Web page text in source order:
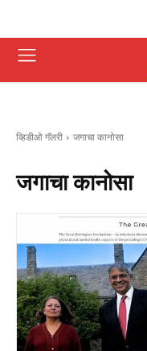
व्हिडीओ गॅलरी जगाचा कानोसा
जगाचा कानोसा